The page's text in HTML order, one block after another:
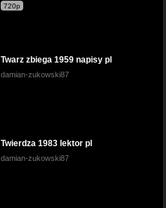
720p
Twarz zbiega 1959 napisy pl
damian-zukowski87
Twierdza 1983 lektor pl
damian-zukowski87